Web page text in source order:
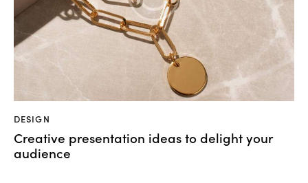
DESIGN
Creative presentation ideas to delight your
audience